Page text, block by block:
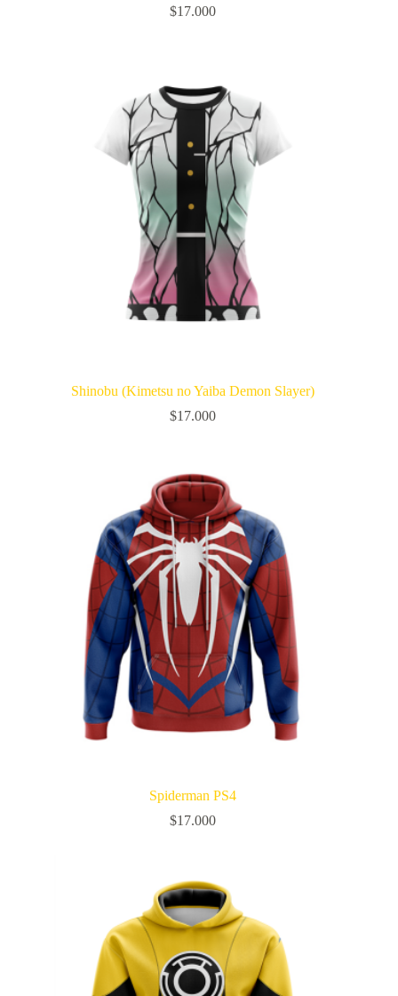
$17.000
Shinobu (Kimetsu no Yaiba Demon Slayer)
$17.000
Spiderman PS4
$17.000